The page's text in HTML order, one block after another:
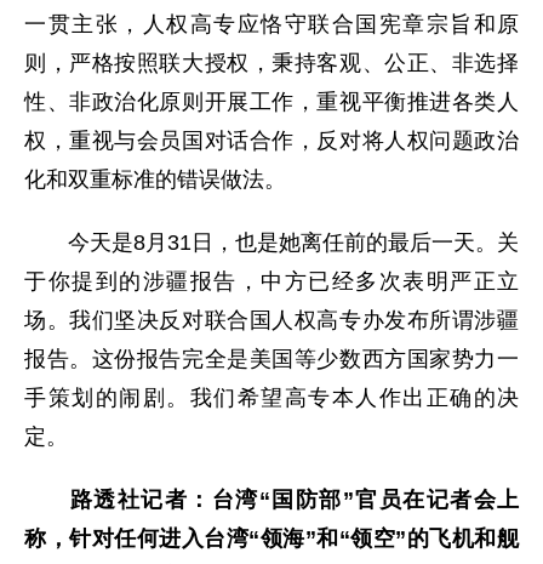
一贯主张，人权高专应恪守联合国宪章宗旨和原
则，严格按照联大授权，秉持客观、公正、非选择
性、非政治化原则开展工作，重视平衡推进各类人
权，重视与会员国对话合作，反对将人权问题政治
化和双重标准的错误做法。
今天是8月31日，也是她离任前的最后一天。关
于你提到的涉疆报告，中方已经多次表明严正立
场。我们坚决反对联合国人权高专办发布所谓涉疆
报告。这份报告完全是美国等少数西方国家势力一
手策划的闹剧。我们希望高专本人作出正确的决
定。
路透社记者：台湾“国防部”官员在记者会上
称，针对任何进入台湾“领海”和“领空”的飞机和舰